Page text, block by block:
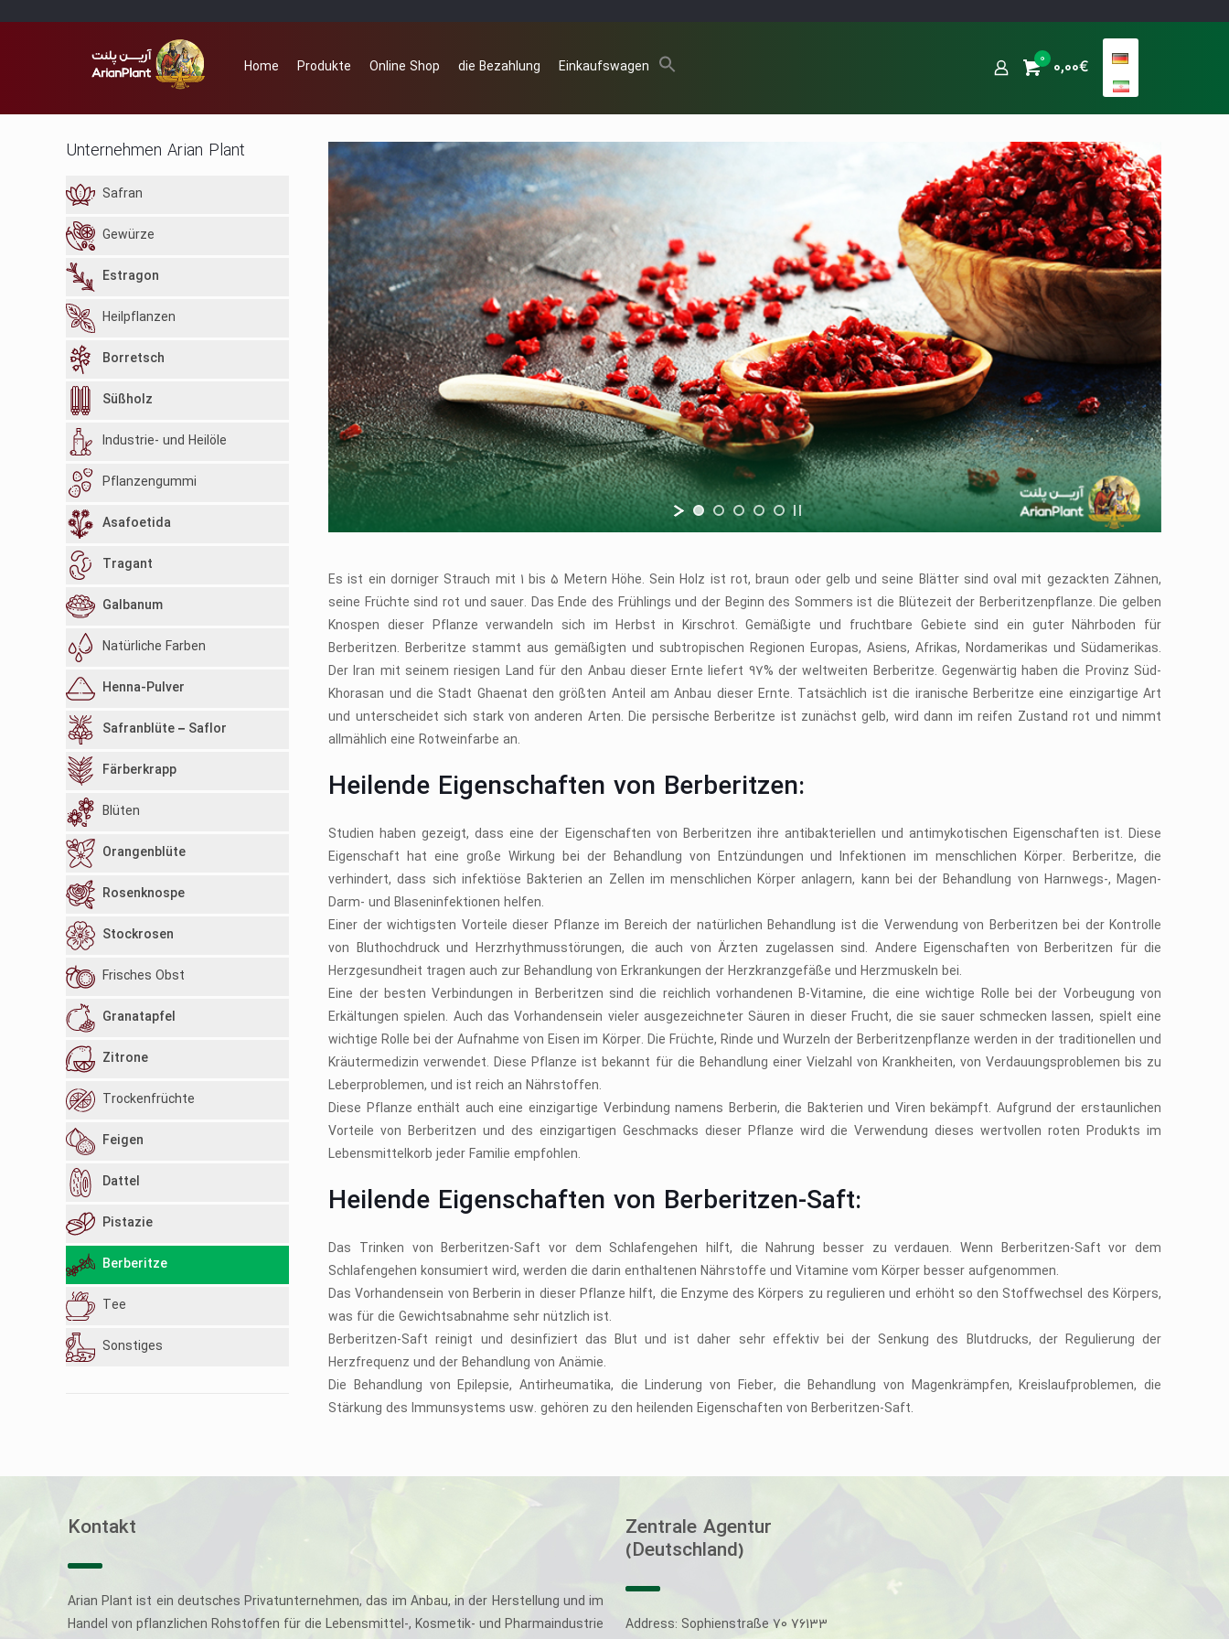
Home Produkte Online Shop die Bezahlung Einkaufswagen 0 0,00€
Es ist ein dorniger Strauch mit 1 bis 5 Metern Höhe. Sein Holz ist rot, braun oder gelb und seine Blätter sind oval mit gezackten Zähnen,
seine Früchte sind rot und sauer. Das Ende des Frühlings und der Beginn des Sommers ist die Blütezeit der Berberitzenpflanze. Die gelben
Knospen dieser Pflanze verwandeln sich im Herbst in Kirschrot. Gemäßigte und fruchtbare Gebiete sind ein guter Nährboden für
Berberitzen. Berberitze stammt aus gemäßigten und subtropischen Regionen Europas, Asiens, Afrikas, Nordamerikas und Südamerikas.
Der Iran mit seinem riesigen Land für den Anbau dieser Ernte liefert 97% der weltweiten Berberitze. Gegenwärtig haben die Provinz Süd-
Khorasan und die Stadt Ghaenat den größten Anteil am Anbau dieser Ernte. Tatsächlich ist die iranische Berberitze eine einzigartige Art
und unterscheidet sich stark von anderen Arten. Die persische Berberitze ist zunächst gelb, wird dann im reifen Zustand rot und nimmt
allmählich eine Rotweinfarbe an.
Heilende Eigenschaften von Berberitzen:
Studien haben gezeigt, dass eine der Eigenschaften von Berberitzen ihre antibakteriellen und antimykotischen Eigenschaften ist. Diese
Eigenschaft hat eine große Wirkung bei der Behandlung von Entzündungen und Infektionen im menschlichen Körper. Berberitze, die
verhindert, dass sich infektiöse Bakterien an Zellen im menschlichen Körper anlagern, kann bei der Behandlung von Harnwegs-, Magen-
Darm- und Blaseninfektionen helfen.
Einer der wichtigsten Vorteile dieser Pflanze im Bereich der natürlichen Behandlung ist die Verwendung von Berberitzen bei der Kontrolle
von Bluthochdruck und Herzrhythmusstörungen, die auch von Ärzten zugelassen sind. Andere Eigenschaften von Berberitzen für die
Herzgesundheit tragen auch zur Behandlung von Erkrankungen der Herzkranzgefäße und Herzmuskeln bei.
Eine der besten Verbindungen in Berberitzen sind die reichlich vorhandenen B-Vitamine, die eine wichtige Rolle bei der Vorbeugung von
Erkältungen spielen. Auch das Vorhandensein vieler ausgezeichneter Säuren in dieser Frucht, die sie sauer schmecken lassen, spielt eine
wichtige Rolle bei der Aufnahme von Eisen im Körper. Die Früchte, Rinde und Wurzeln der Berberitzenpflanze werden in der traditionellen und
Kräutermedizin verwendet. Diese Pflanze ist bekannt für die Behandlung einer Vielzahl von Krankheiten, von Verdauungsproblemen bis zu
Leberproblemen, und ist reich an Nährstoffen.
Diese Pflanze enthält auch eine einzigartige Verbindung namens Berberin, die Bakterien und Viren bekämpft. Aufgrund der erstaunlichen
Vorteile von Berberitzen und des einzigartigen Geschmacks dieser Pflanze wird die Verwendung dieses wertvollen roten Produkts im
Lebensmittelkorb jeder Familie empfohlen.
Heilende Eigenschaften von Berberitzen-Saft:
Das Trinken von Berberitzen-Saft vor dem Schlafengehen hilft, die Nahrung besser zu verdauen. Wenn Berberitzen-Saft vor dem
Schlafengehen konsumiert wird, werden die darin enthaltenen Nährstoffe und Vitamine vom Körper besser aufgenommen.
Das Vorhandensein von Berberin in dieser Pflanze hilft, die Enzyme des Körpers zu regulieren und erhöht so den Stoffwechsel des Körpers,
was für die Gewichtsabnahme sehr nützlich ist.
Berberitzen-Saft reinigt und desinfiziert das Blut und ist daher sehr effektiv bei der Senkung des Blutdrucks, der Regulierung der
Herzfrequenz und der Behandlung von Anämie.
Die Behandlung von Epilepsie, Antirheumatika, die Linderung von Fieber, die Behandlung von Magenkrämpfen, Kreislaufproblemen, die
Stärkung des Immunsystems usw. gehören zu den heilenden Eigenschaften von Berberitzen-Saft.
Unternehmen Arian Plant
Safran
Gewürze
Estragon
Heilpflanzen
Borretsch
Süßholz
Industrie- und Heilöle
Pflanzengummi
Asafoetida
Tragant
Galbanum
Natürliche Farben
Henna-Pulver
Safranblüte – Saflor
Färberkrapp
Blüten
Orangenblüte
Rosenknospe
Stockrosen
Frisches Obst
Granatapfel
Zitrone
Trockenfrüchte
Feigen
Dattel
Pistazie
Berberitze
Tee
Sonstiges
Kontakt
Arian Plant ist ein deutsches Privatunternehmen, das im Anbau, in der Herstellung und im
Handel von pflanzlichen Rohstoffen für die Lebensmittel-, Kosmetik- und Pharmaindustrie
Zentrale Agentur
(Deutschland)
Address: Sophienstraße 70 76133